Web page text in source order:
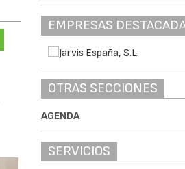
EMPRESAS
OTRAS SECCIONES
AGENDA
SERVICIOS